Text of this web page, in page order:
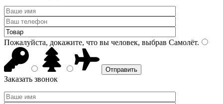
Пожалуйста, докажите, что вы человек, выбрав Самолёт.
Заказать звонок